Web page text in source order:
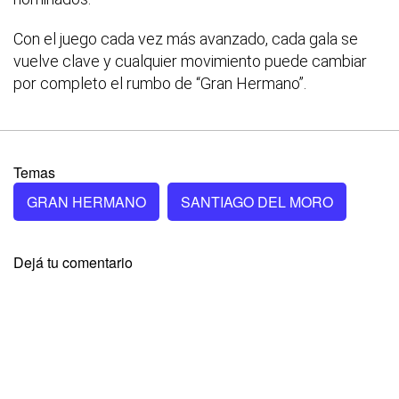
Con el juego cada vez más avanzado, cada gala se
vuelve clave y cualquier movimiento puede cambiar
por completo el rumbo de “Gran Hermano”.
Temas
GRAN HERMANO
SANTIAGO DEL MORO
Dejá tu comentario